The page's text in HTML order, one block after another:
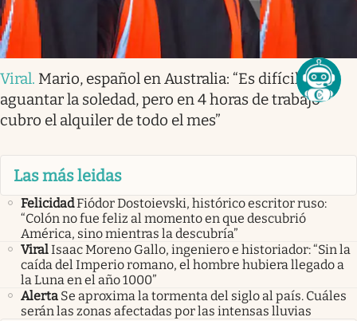
Viral. Mario, español en Australia: “Es difícil
aguantar la soledad, pero en 4 horas de trabajo
cubro el alquiler de todo el mes”
Las más leidas
FelicidadFiódor Dostoievski, histórico escritor ruso:
“Colón no fue feliz al momento en que descubrió
América, sino mientras la descubría”
ViralIsaac Moreno Gallo, ingeniero e historiador: “Sin la
caída del Imperio romano, el hombre hubiera llegado a
la Luna en el año 1000”
Alerta Se aproxima la tormenta del siglo al país. Cuáles
serán las zonas afectadas por las intensas lluvias